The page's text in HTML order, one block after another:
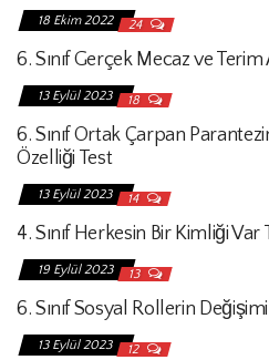
18 Ekim 2022 24
6. Sınıf Gerçek Mecaz ve
13 Eylül 2023 18
6. Sınıf Ortak Çarpan
Özelliği Test
13 Eylül 2023 14
4. Sınıf Herkesin Bir Kimliği Var
19 Eylül 2023 13
6. Sınıf Sosyal Rollerin
13 Eylül 2023 12